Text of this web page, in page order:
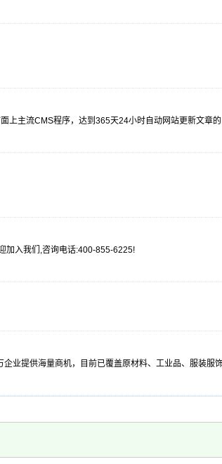
主流CMS程序，达到365天24小时自动网站更新文章
加入我们,咨询电话:400-855-6225!
业提供海量商机，目前已覆盖原材料、工业品、服装服